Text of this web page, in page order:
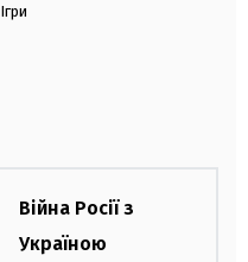
Ігри
Війна Росії з
Україною